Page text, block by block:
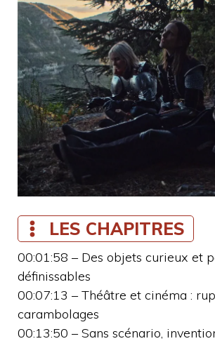
LES CHAPITRES
00:01:58 – Des objets curieux et
définissables
00:07:13 – Théâtre et cinéma :
carambolages
00:13:50 – Sans scénario,